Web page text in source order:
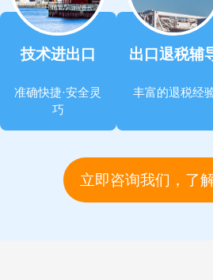
技术进出口
准确快捷·安全灵
巧
出口退税辅
丰富的退税经
立即咨询我们，了